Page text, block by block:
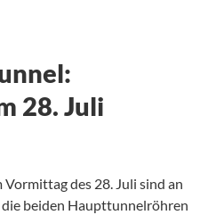
28. Juli
Vormittag des 28. Juli sind an
beiden Haupttunnelröhren